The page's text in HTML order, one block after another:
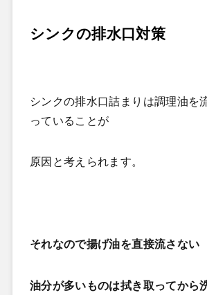
シンクの排水口対策
シンクの排水口詰まりは調理油を
っていることが
原因と考えられます。
それなので揚げ油を直接流さない
油分が多いものは拭き取ってから